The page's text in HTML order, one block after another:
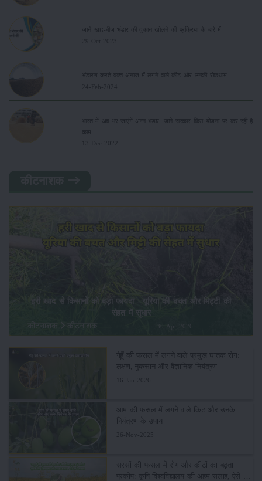
जानें खाद-बीज भंडार की दुकान खोलने की प्रक्रिया के बारे में
भंडारण करते वक्त अनाज में लगने वाले कीट और उनकी रोकथाम
भारत में अब भर जाएंगें अन्न भंडार, जाने सरकार किस योजना पर कर रही है
काम
हरी खाद से किसानों को बड़ा फायदा - यूरिया की बचत और मिट्टी की
सेहत में सुधार
कीटनाशक
गेहूँ की फसल में लगने वाले प्रमुख घातक रोग:
लक्षण, नुकसान और वैज्ञानिक नियंत्रण
आम की फसल में लगने वाले किट और उनके
नियंत्रण के उपाय
26-Nov-2025
सरसों की फसल में रोग और कीटों का बढ़ता
प्रकोप: कृषि विश्वविद्यालय की अहम सलाह, ऐसे करें